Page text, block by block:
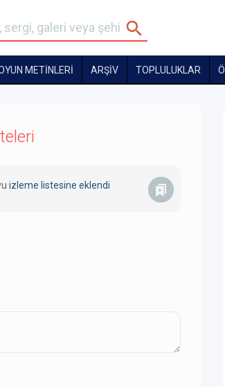
METİNLERİ ARŞİV TOPLULUKLAR
izleme listesine eklendi